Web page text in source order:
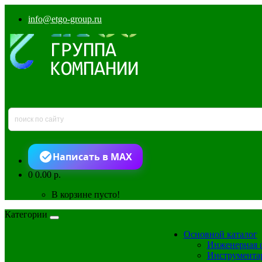
info@etgo-group.ru
Написать в MAX
00.00 р.
В корзине пусто!
Категории
Основной каталог
Инженерная